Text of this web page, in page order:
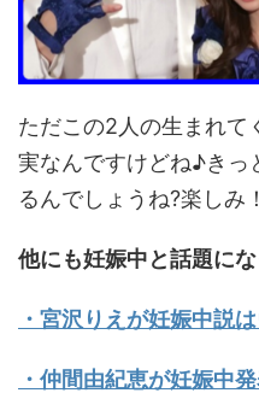
ただこの2人の生まれて
実なんですけどね♪きっ
るんでしょうね?楽しみ！
他にも妊娠中と話題に
・宮沢りえが妊娠中説
・仲間由紀恵が妊娠中発